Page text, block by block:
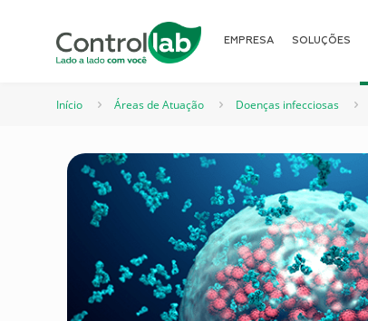
EMPRESA SOLUÇÕES
Início Áreas de Atuação Doenças infecciosas